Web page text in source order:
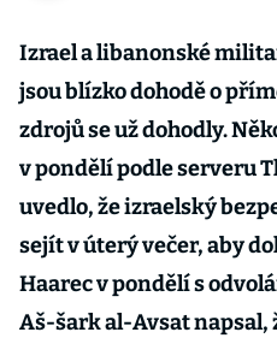
Izrael a libanonské
jsou blízko dohodě o
zdrojů se už dohodly.
v pondělí podle serveru
uvedlo, že izraelský
sejít v úterý večer, aby
Haarec v pondělí s
Aš-šark al-Avsat napsal,